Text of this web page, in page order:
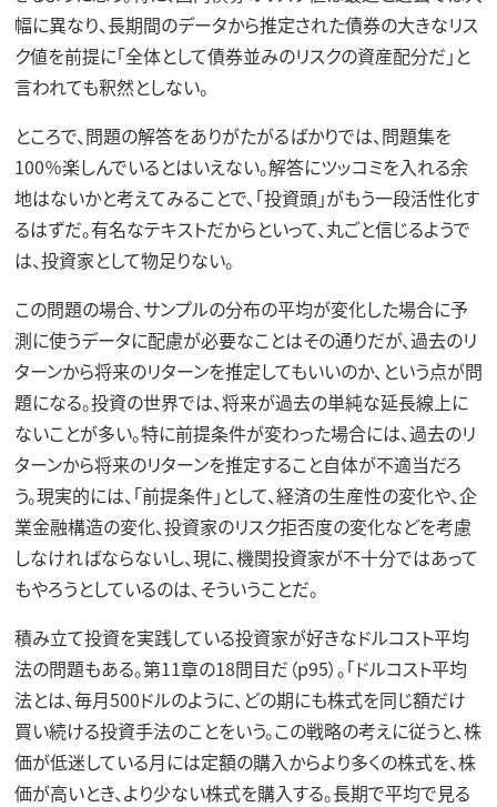
幅に異なり、長期間のデータから推定された債券の大きなリス
ク値を前提に「全体として債券並みのリスクの資産配分だ」と
言われても釈然としない。
ところで、問題の解答をありがたがるばかりでは、問題集を
100％楽しんでいるとはいえない。解答にツッコミを入れる余
地はないかと考えてみることで、「投資頭」がもう一段活性化す
るはずだ。有名なテキストだからといって、丸ごと信じるようで
は、投資家として物足りない。
この問題の場合、サンプルの分布の平均が変化した場合に予
測に使うデータに配慮が必要なことはその通りだが、過去のリ
ターンから将来のリターンを推定してもいいのか、という点が問
題になる。投資の世界では、将来が過去の単純な延長線上に
ないことが多い。特に前提条件が変わった場合には、過去のリ
ターンから将来のリターンを推定すること自体が不適当だろ
う。現実的には、「前提条件」として、経済の生産性の変化や、企
業金融構造の変化、投資家のリスク拒否度の変化などを考慮
しなければならないし、現に、機関投資家が不十分ではあって
もやろうとしているのは、そういうことだ。
積み立て投資を実践している投資家が好きなドルコスト平均
法の問題もある。第11章の18問目だ（p95）。「ドルコスト平均
法とは、毎月500ドルのように、どの期にも株式を同じ額だけ
買い続ける投資手法のことをいう。この戦略の考えに従うと、株
価が低迷している月には定額の購入からより多くの株式を、株
価が高いとき、より少ない株式を購入する。長期で平均で見る